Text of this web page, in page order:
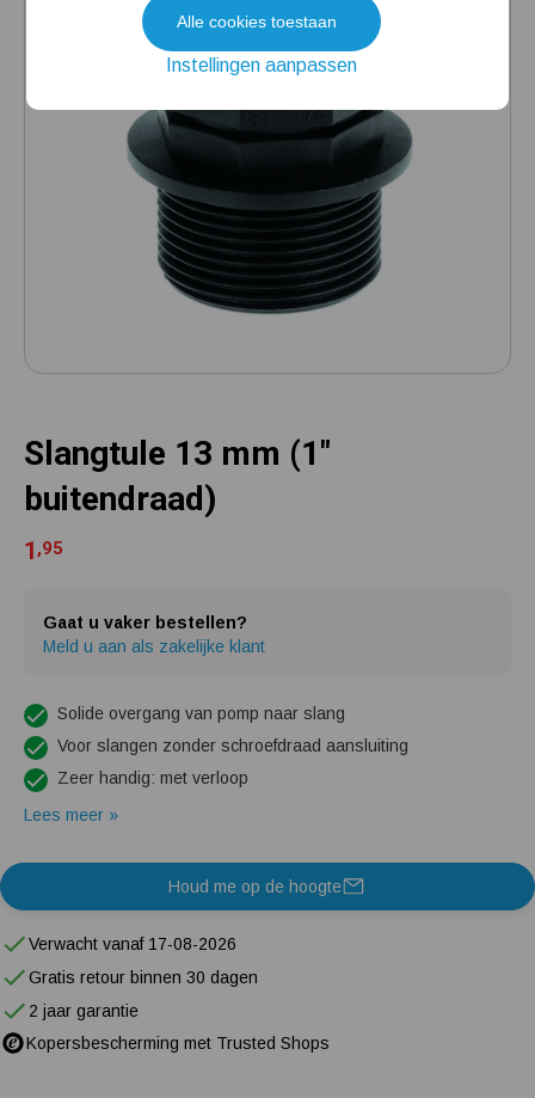
Installatie en eerste opstart beregenings-/hydrofoorpomp
Kelder/kruipruimte ondergelopen, wat nu?
Slangtule 13 mm (1"
buitendraad)
1 ,95
Gaat u vaker bestellen?
Meld u aan als zakelijke klant
Solide overgang van pomp naar slang
Voor slangen zonder schroefdraad aansluiting
Zeer handig: met verloop
Lees meer »
Houd me op de hoogte
Verwacht vanaf 17-08-2026
Gratis retour binnen 30 dagen
2 jaar garantie
Kopersbescherming met Trusted Shops
Alle cookies toestaan
Instellingen aanpassen